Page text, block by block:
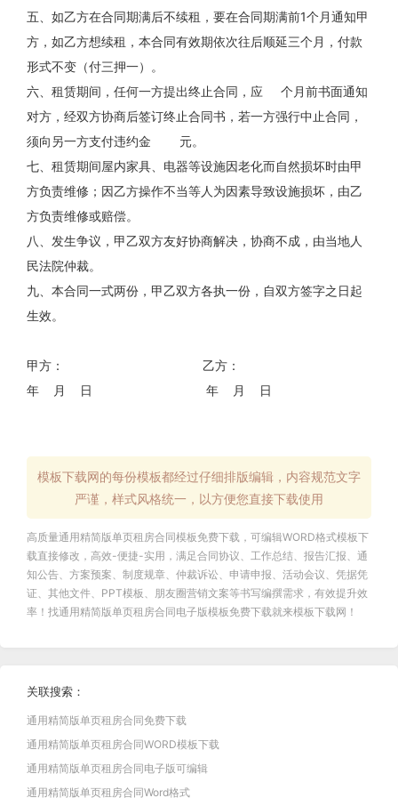
五、如乙方在合同期满后不续租，要在合同期满前1个月通知甲
方，如乙方想续租，本合同有效期依次往后顺延三个月，付款
形式不变（付三押一）。
六、租赁期间，任何一方提出终止合同，应 个月前书面通知
对方，经双方协商后签订终止合同书，若一方强行中止合同，
须向另一方支付违约金 元。
七、租赁期间屋内家具、电器等设施因老化而自然损坏时由甲
方负责维修；因乙方操作不当等人为因素导致设施损坏，由乙
方负责维修或赔偿。
八、发生争议，甲乙双方友好协商解决，协商不成，由当地人
民法院仲裁。
九、本合同一式两份，甲乙双方各执一份，自双方签字之日起
生效。
甲方： 乙方：
年 月 日 年 月 日
模板下载网的每份模板都经过仔细排版编辑，内容规范文字
严谨，样式风格统一，以方便您直接下载使用
高质量通用精简版单页租房合同模板免费下载 ，可编辑WORD格式模板下
载直接修改，高效-便捷-实用，满足合同协议 工作总结 报告汇报
通
知公告
方案预案 制度规章 仲裁诉讼 申请申报 活动会议
凭据凭
证
其他文件 、PPT模板、朋友圈营销文案等书写编撰需求，有效提升效
率！找通用精简版单页租房合同电子版模板免费下载就来模板下载网 ！
关联搜索：
通用精简版单页租房合同免费下载
通用精简版单页租房合同WORD模板下载
通用精简版单页租房合同电子版可编辑
通用精简版单页租房合同Word格式